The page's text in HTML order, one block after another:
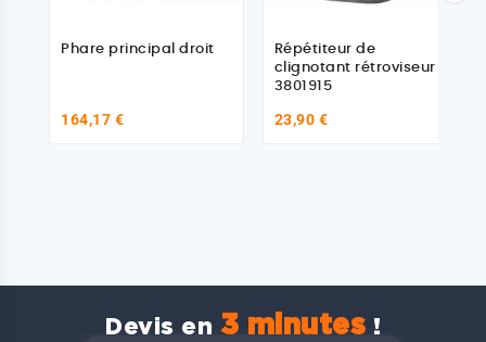
Phare principal droit
164,17 €
Répétiteur de
clignotant rétroviseur
3801915
23,90 €
Devis en 3 minutes !